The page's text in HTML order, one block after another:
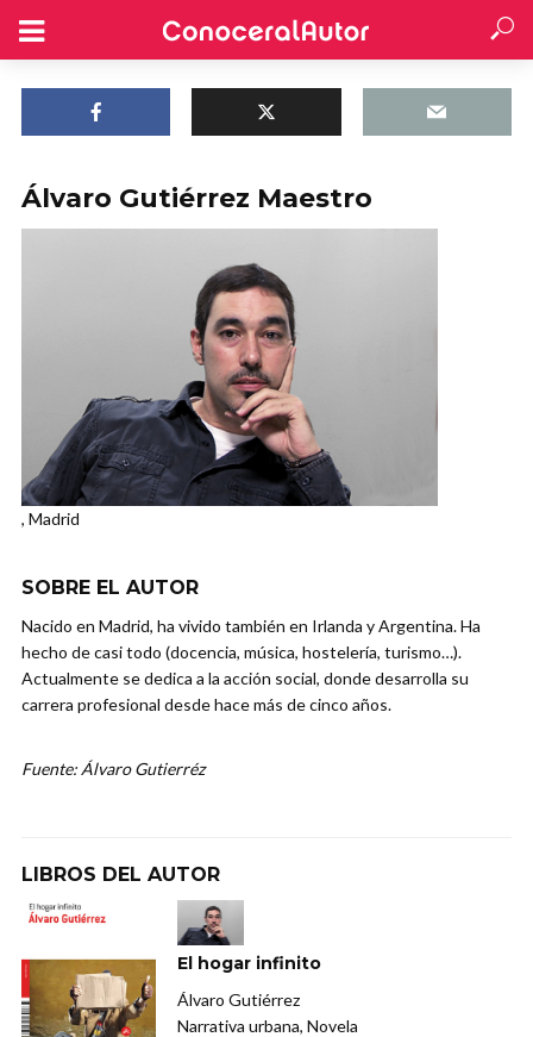
Álvaro Gutiérrez Maestro
, Madrid
SOBRE EL AUTOR
Nacido en Madrid, ha vivido también en Irlanda y Argentina. Ha
hecho de casi todo (docencia, música, hostelería, turismo…).
Actualmente se dedica a la acción social, donde desarrolla su
carrera profesional desde hace más de cinco años.
Fuente: Álvaro Gutierréz
LIBROS DEL AUTOR
El hogar infinito
Álvaro Gutiérrez
Narrativa urbana, Novela